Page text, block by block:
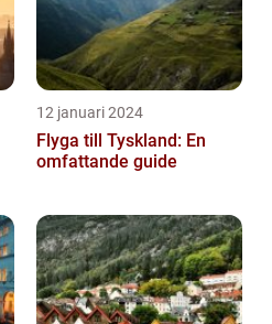
12 januari 2024
Flyga till Tyskland: En
omfattande guide